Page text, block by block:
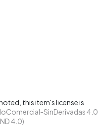
this item's license is
SinDerivadas 4.0
4.0)